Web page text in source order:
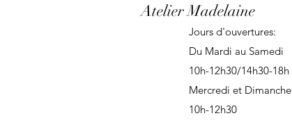
Atelier Madelaine
Jours d'ouvertures:
Du Mardi au Samedi
10h-12h30/14h30-18h
Mercredi et Dimanche
10h-12h30